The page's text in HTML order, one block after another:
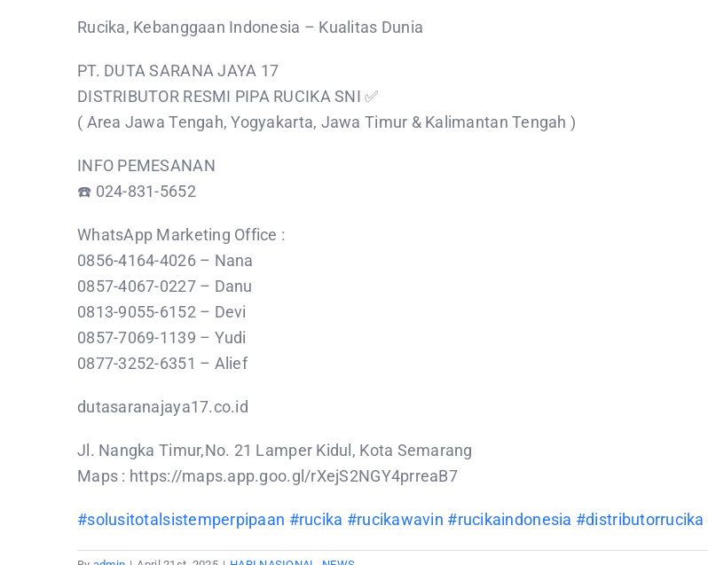
Rucika, Kebanggaan Indonesia – Kualitas Dunia
PT. DUTA SARANA JAYA 17
DISTRIBUTOR RESMI PIPA RUCIKA SNI ✅️
( Area Jawa Tengah, Yogyakarta, Jawa Timur & Kalimantan Tengah )
INFO PEMESANAN
☎️ 024-831-5652
WhatsApp Marketing Office :
0856-4164-4026 – Nana
0857-4067-0227 – Danu
0813-9055-6152 – Devi
0857-7069-1139 – Yudi
0877-3252-6351 – Alief
dutasaranajaya17.co.id
Jl. Nangka Timur,No. 21 Lamper Kidul, Kota Semarang
Maps : https://maps.app.goo.gl/rXejS2NGY4prreaB7
#solusitotalsistemperpipaan #rucika #rucikawavin #rucikaindonesia #distributorrucika